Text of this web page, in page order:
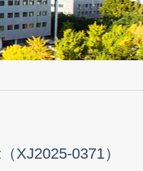
XJ2025-0371）